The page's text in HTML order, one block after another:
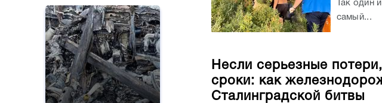
Так один
самый...
Несли серьезные
сроки: как
Сталинградской битвы